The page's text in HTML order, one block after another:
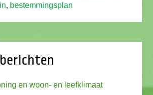
, bestemmingsplan
en woon- en leefklimaat